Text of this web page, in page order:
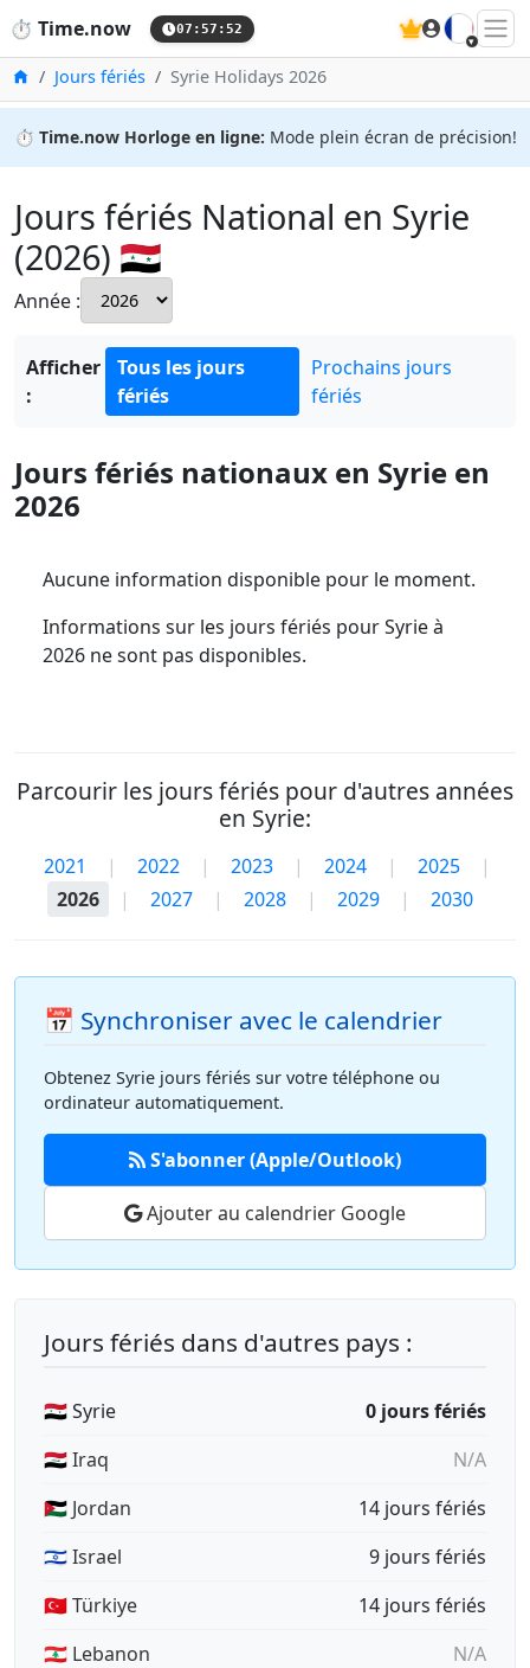
⏱️ Time.now 07:57:53 🇫🇷
Accueil
Jours fériés Syrie Holidays 2026
⏱️ Time.now Horloge en ligne: Mode plein écran de précision!
Jours fériés National en Syrie
(2026) 🇸🇾
Année :
Afficher
:
Tous les jours
fériés
Prochains jours
fériés
Jours fériés nationaux en Syrie en
2026
Aucune information disponible pour le moment.
Informations sur les jours fériés pour Syrie à
2026 ne sont pas disponibles.
Parcourir les jours fériés pour d'autres années
en Syrie:
2021 | 2022 | 2023 | 2024 | 2025
|
2026
| 2027 | 2028 | 2029 | 2030
📅 Synchroniser avec le calendrier
Obtenez Syrie jours fériés sur votre téléphone ou
ordinateur automatiquement.
S'abonner (Apple/Outlook)
Ajouter au calendrier Google
Jours fériés dans d'autres pays :
🇸🇾 Syrie
0 jours fériés
🇮🇶 Iraq
N/A
🇯🇴 Jordan
14 jours fériés
🇮🇱 Israel
9 jours fériés
🇹🇷 Türkiye
14 jours fériés
🇱🇧 Lebanon
N/A